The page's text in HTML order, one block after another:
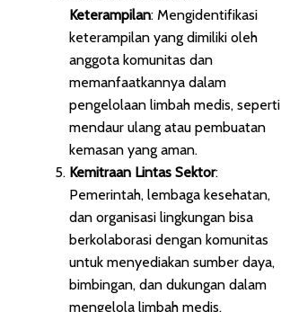
Keterampilan: Mengidentifikasi
keterampilan yang dimiliki oleh
anggota komunitas dan
memanfaatkannya dalam
pengelolaan limbah medis, seperti
mendaur ulang atau pembuatan
kemasan yang aman.
Kemitraan Lintas Sektor:
Pemerintah, lembaga kesehatan,
dan organisasi lingkungan bisa
berkolaborasi dengan komunitas
untuk menyediakan sumber daya,
bimbingan, dan dukungan dalam
mengelola limbah medis.